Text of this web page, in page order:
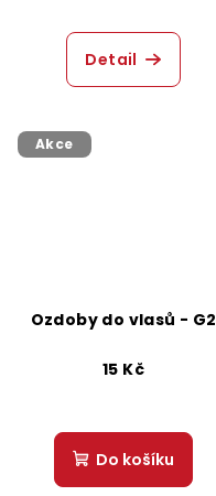
Detail
Akce
Ozdoby do vlasů - G2
15 Kč
Do košíku